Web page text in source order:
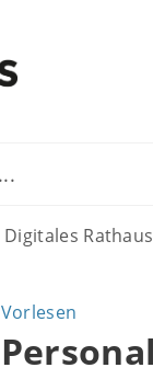
Digitales Rathaus
Vorlesen